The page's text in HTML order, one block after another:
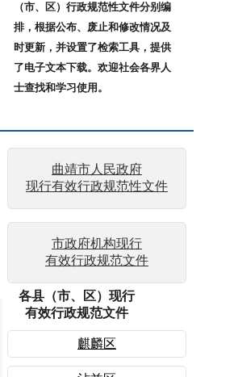
（市、区）行政规范性文件分别编
排，根据公布、废止和修改情况及
时更新，并设置了检索工具，提供
了电子文本下载。欢迎社会各界人
士查找和学习使用。
曲靖市人民政府
现行有效行政规范性文件
市政府机构现行
有效行政规范文件
各县（市、区）现行
有效行政规范文件
麒麟区